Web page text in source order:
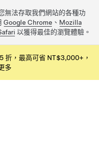
無法存取我們網站的各種功
Google Chrome 、 Mozilla
以獲得最佳的瀏覽體驗。
折，最高可省 NT$3,000+，
多